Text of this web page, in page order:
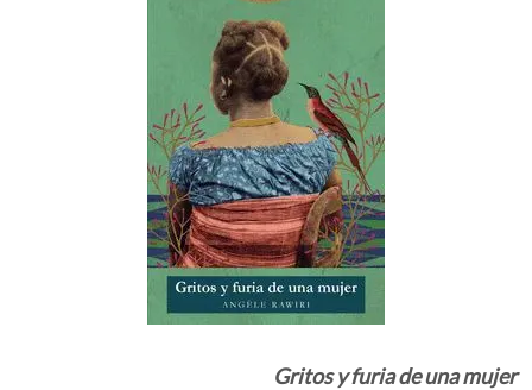
Gritos y furia de una mujer